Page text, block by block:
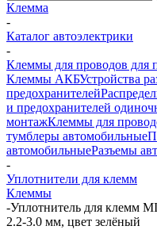
Клемма
-
Каталог автоэлектрики
-
Клеммы для проводов для
Клеммы АКБУстройства
предохранителей
и предохранителей
монтажКлеммы для
тумблеры автомобильные
автомобильныеРазъемы
-
Уплотнители для клемм
Клеммы
-Уплотнитель для клемм
2.2-3.0 мм, цвет зелёный